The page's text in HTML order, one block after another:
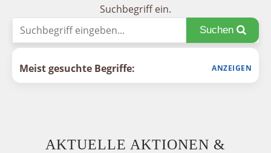
Suchbegriff ein.
Suchen
Meist gesuchte Begriffe:
AKTUELLE AKTIONEN &